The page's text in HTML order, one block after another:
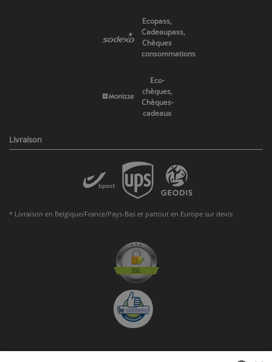
Ecopass,
Cadeaupass,
Chèques
consommations
Eco-
chèques,
Chèques-
cadeaux
Livraison
* Livraison en Belgique/France/Pays-Bas et partout en Europe sur devis